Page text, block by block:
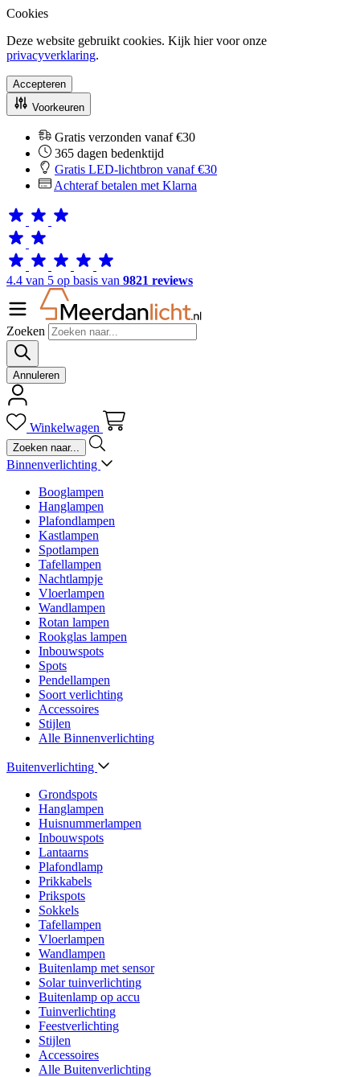
Cookies
Deze website gebruikt cookies. Kijk hier voor onze
privacyverklaring.
Accepteren
Voorkeuren
Gratis verzonden vanaf €30
365 dagen bedenktijd
Gratis LED-lichtbron vanaf €30
Achteraf betalen met Klarna
4.4 van 5 op basis van 9821 reviews
Zoeken
Annuleren
Winkelwagen
Binnenverlichting
Booglampen
Hanglampen
Plafondlampen
Kastlampen
Spotlampen
Tafellampen
Nachtlampje
Vloerlampen
Wandlampen
Rotan lampen
Rookglas lampen
Inbouwspots
Spots
Pendellampen
Soort verlichting
Accessoires
Stijlen
Alle Binnenverlichting
Buitenverlichting
Grondspots
Hanglampen
Huisnummerlampen
Inbouwspots
Lantaarns
Plafondlamp
Prikkabels
Prikspots
Sokkels
Tafellampen
Vloerlampen
Wandlampen
Buitenlamp met sensor
Solar tuinverlichting
Buitenlamp op accu
Tuinverlichting
Feestverlichting
Stijlen
Accessoires
Alle Buitenverlichting